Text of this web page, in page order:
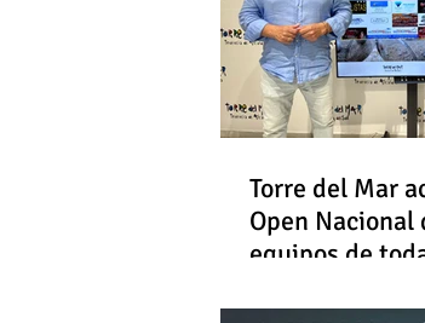
Torre del Mar
Open Nacional
equipos de